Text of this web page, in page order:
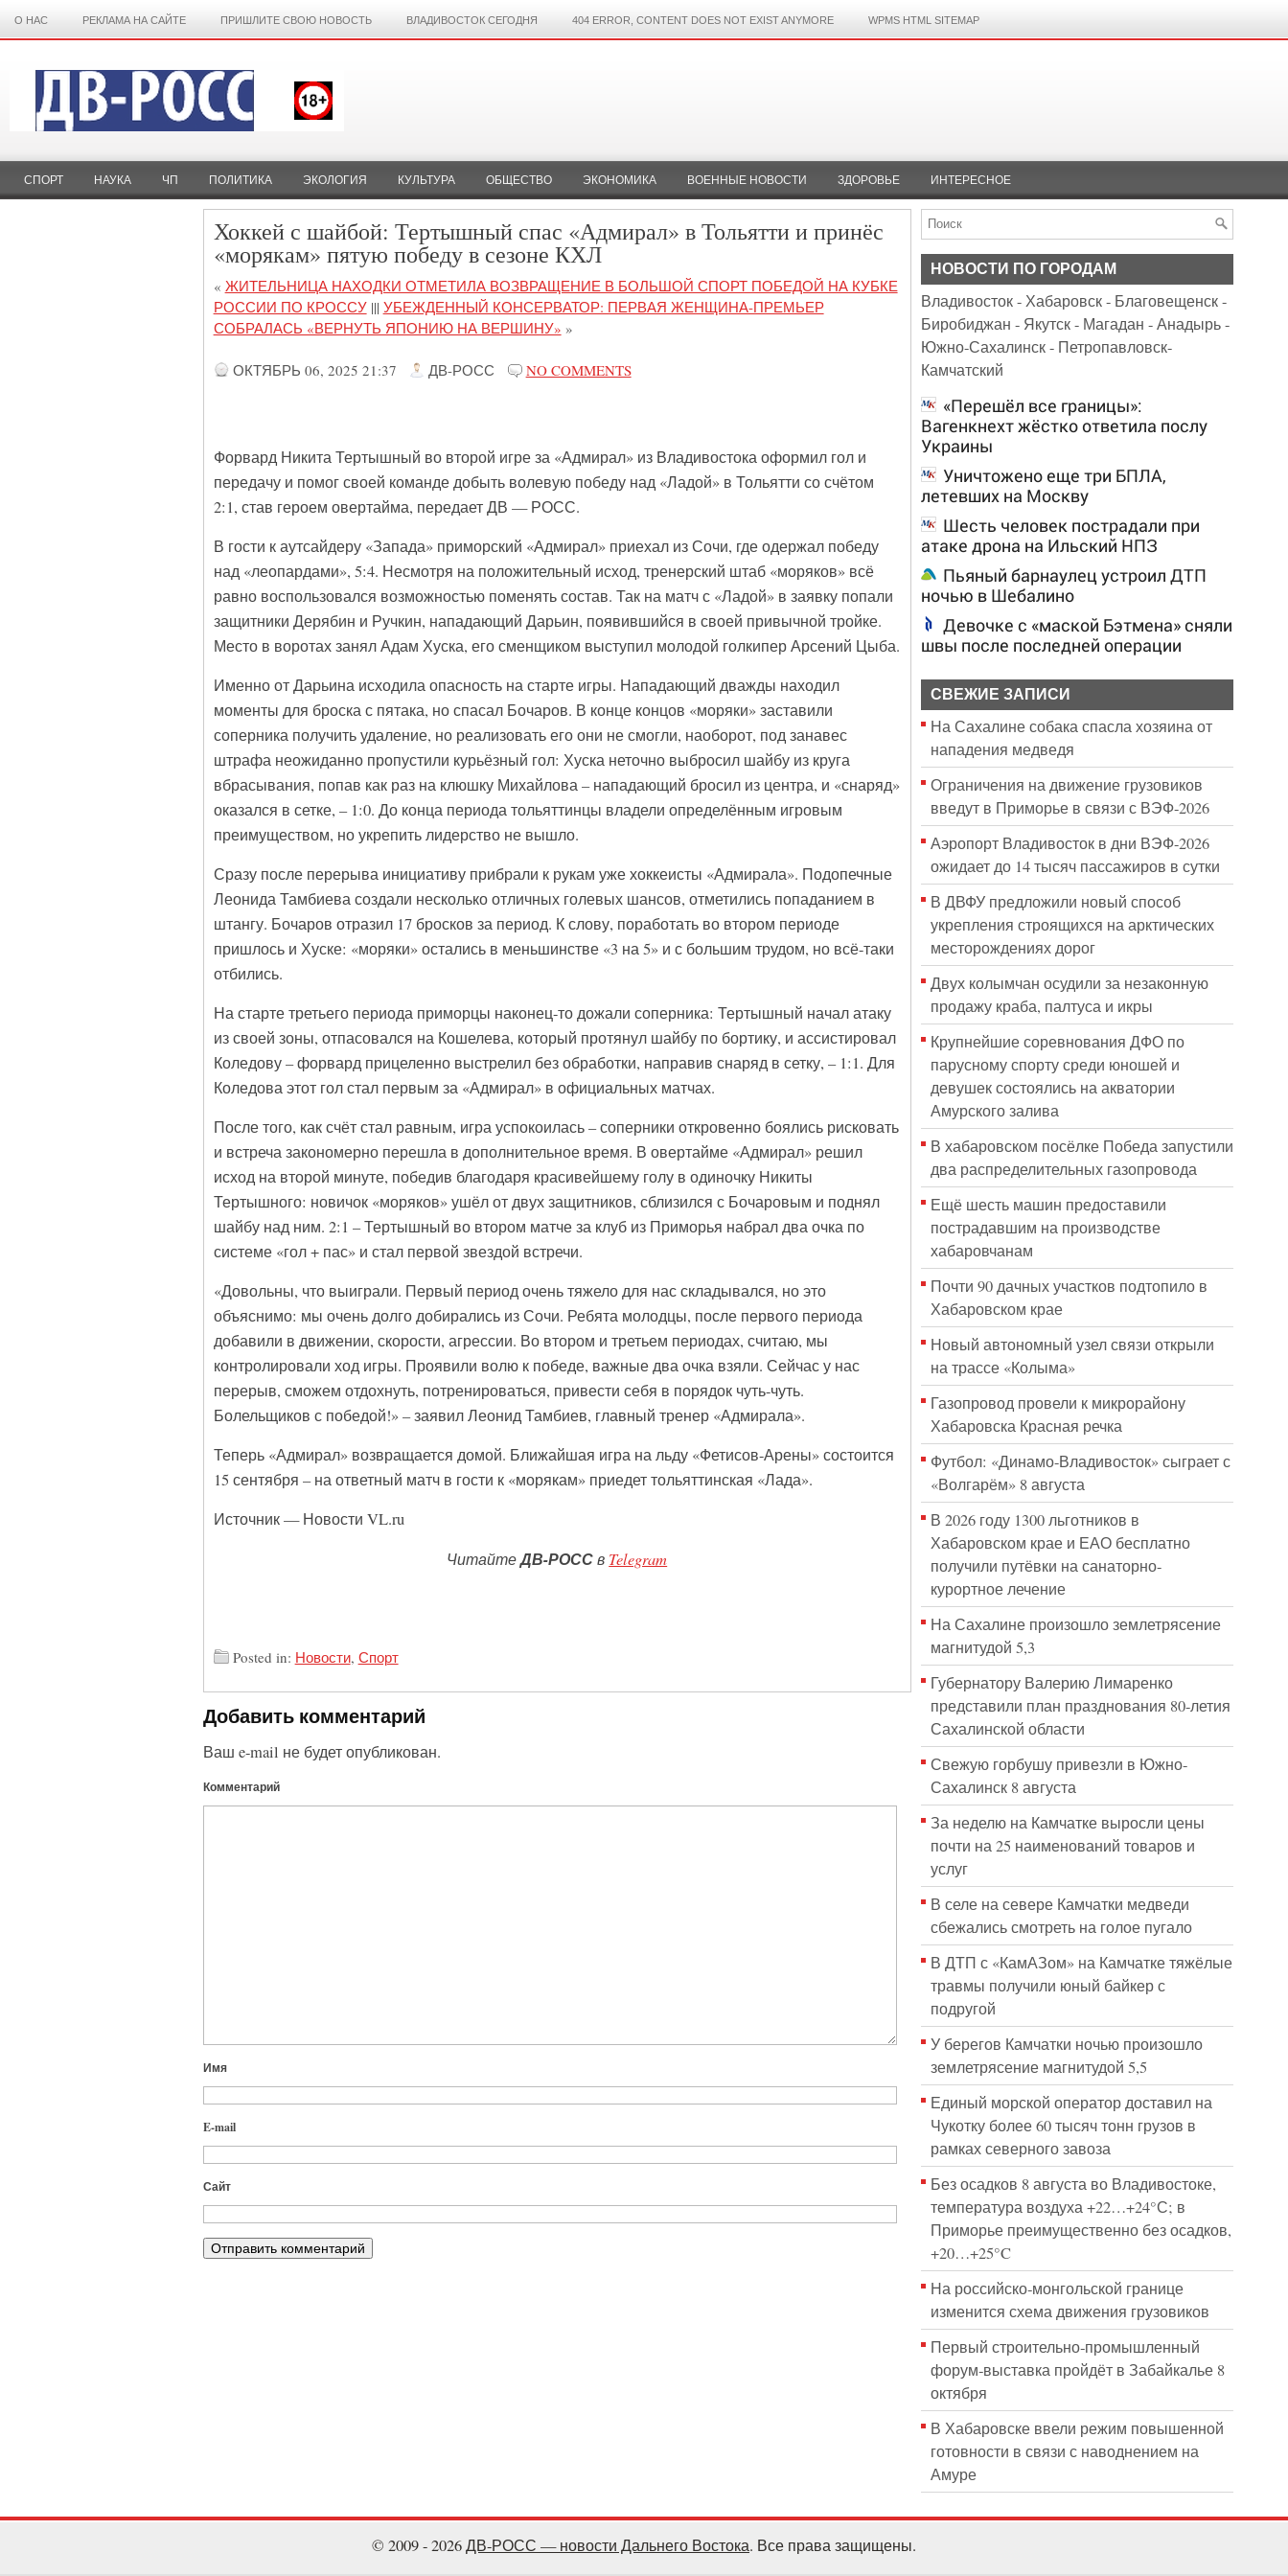
О НАС РЕКЛАМА НА САЙТЕ ПРИШЛИТЕ СВОЮ НОВОСТЬ ВЛАДИВОСТОК СЕГОДНЯ 404 ERROR, CONTENT DOES NOT EXIST ANYMORE WPMS HTML SITEMAP
СПОРТ НАУКА ЧП ПОЛИТИКА ЭКОЛОГИЯ КУЛЬТУРА ОБЩЕСТВО ЭКОНОМИКА ВОЕННЫЕ НОВОСТИ ЗДОРОВЬЕ ИНТЕРЕСНОЕ
Хоккей с шайбой: Тертышный спас «Адмирал» в Тольятти и принёс
«морякам» пятую победу в сезоне КХЛ
« ЖИТЕЛЬНИЦА НАХОДКИ ОТМЕТИЛА ВОЗВРАЩЕНИЕ В БОЛЬШОЙ СПОРТ ПОБЕДОЙ НА КУБКЕ
РОССИИ ПО КРОССУ||| УБЕЖДЕННЫЙ КОНСЕРВАТОР: ПЕРВАЯ ЖЕНЩИНА-ПРЕМЬЕР
СОБРАЛАСЬ «ВЕРНУТЬ ЯПОНИЮ НА ВЕРШИНУ» »
ОКТЯБРЬ 06, 2025 21:37 ДВ-РОСС NO COMMENTS
Форвард Никита Тертышный во второй игре за «Адмирал» из Владивостока оформил гол и
передачу и помог своей команде добыть волевую победу над «Ладой» в Тольятти со счётом
2:1, став героем овертайма, передает ДВ — РОСС.
В гости к аутсайдеру «Запада» приморский «Адмирал» приехал из Сочи, где одержал победу
над «леопардами», 5:4. Несмотря на положительный исход, тренерский штаб «моряков» всё
равно воспользовался возможностью поменять состав. Так на матч с «Ладой» в заявку попали
защитники Дерябин и Ручкин, нападающий Дарьин, появившийся в своей привычной тройке.
Место в воротах занял Адам Хуска, его сменщиком выступил молодой голкипер Арсений Цыба.
Именно от Дарьина исходила опасность на старте игры. Нападающий дважды находил
моменты для броска с пятака, но спасал Бочаров. В конце концов «моряки» заставили
соперника получить удаление, но реализовать его они не смогли, наоборот, под занавес
штрафа неожиданно пропустили курьёзный гол: Хуска неточно выбросил шайбу из круга
вбрасывания, попав как раз на клюшку Михайлова – нападающий бросил из центра, и «снаряд»
оказался в сетке, – 1:0. До конца периода тольяттинцы владели определённым игровым
преимуществом, но укрепить лидерство не вышло.
Сразу после перерыва инициативу прибрали к рукам уже хоккеисты «Адмирала». Подопечные
Леонида Тамбиева создали несколько отличных голевых шансов, отметились попаданием в
штангу. Бочаров отразил 17 бросков за период. К слову, поработать во втором периоде
пришлось и Хуске: «моряки» остались в меньшинстве «3 на 5» и с большим трудом, но всё-таки
отбились.
На старте третьего периода приморцы наконец-то дожали соперника: Тертышный начал атаку
из своей зоны, отпасовался на Кошелева, который протянул шайбу по бортику, и ассистировал
Коледову – форвард прицеленно выстрелил без обработки, направив снаряд в сетку, – 1:1. Для
Коледова этот гол стал первым за «Адмирал» в официальных матчах.
После того, как счёт стал равным, игра успокоилась – соперники откровенно боялись рисковать
и встреча закономерно перешла в дополнительное время. В овертайме «Адмирал» решил
исход на второй минуте, победив благодаря красивейшему голу в одиночку Никиты
Тертышного: новичок «моряков» ушёл от двух защитников, сблизился с Бочаровым и поднял
шайбу над ним. 2:1 – Тертышный во втором матче за клуб из Приморья набрал два очка по
системе «гол + пас» и стал первой звездой встречи.
«Довольны, что выиграли. Первый период очень тяжело для нас складывался, но это
объяснимо: мы очень долго добирались из Сочи. Ребята молодцы, после первого периода
добавили в движении, скорости, агрессии. Во втором и третьем периодах, считаю, мы
контролировали ход игры. Проявили волю к победе, важные два очка взяли. Сейчас у нас
перерыв, сможем отдохнуть, потренироваться, привести себя в порядок чуть-чуть.
Болельщиков с победой!» – заявил Леонид Тамбиев, главный тренер «Адмирала».
Теперь «Адмирал» возвращается домой. Ближайшая игра на льду «Фетисов-Арены» состоится
15 сентября – на ответный матч в гости к «морякам» приедет тольяттинская «Лада».
Источник — Новости VL.ru
ЧитайтеДВ-РОССв Telegram
Posted in: Новости, Спорт
Добавить комментарий
Ваш e-mail не будет опубликован.
Комментарий
Имя
E-mail
Сайт
НОВОСТИ ПО ГОРОДАМ
Владивосток-Хабаровск- Благовещенск-
Биробиджан - Якутск- Магадан -Анадырь-
Южно-Сахалинск- Петропавловск-
Камчатский
«Перешёл все границы»:
Вагенкнехт жёстко ответила послу
Украины
Уничтожено еще три БПЛА,
летевших на Москву
Шесть человек пострадали при
атаке дрона на Ильский НПЗ
Пьяный барнаулец устроил ДТП
ночью в Шебалино
Девочке с «маской Бэтмена» сняли
швы после последней операции
СВЕЖИЕ ЗАПИСИ
На Сахалине собака спасла хозяина от
нападения медведя
Ограничения на движение грузовиков
введут в Приморье в связи с ВЭФ-2026
Аэропорт Владивосток в дни ВЭФ-2026
ожидает до 14 тысяч пассажиров в сутки
В ДВФУ предложили новый способ
укрепления строящихся на арктических
месторождениях дорог
Двух колымчан осудили за незаконную
продажу краба, палтуса и икры
Крупнейшие соревнования ДФО по
парусному спорту среди юношей и
девушек состоялись на акватории
Амурского залива
В хабаровском посёлке Победа запустили
два распределительных газопровода
Ещё шесть машин предоставили
пострадавшим на производстве
хабаровчанам
Почти 90 дачных участков подтопило в
Хабаровском крае
Новый автономный узел связи открыли
на трассе «Колыма»
Газопровод провели к микрорайону
Хабаровска Красная речка
Футбол: «Динамо-Владивосток» сыграет с
«Волгарём» 8 августа
В 2026 году 1300 льготников в
Хабаровском крае и ЕАО бесплатно
получили путёвки на санаторно-
курортное лечение
На Сахалине произошло землетрясение
магнитудой 5,3
Губернатору Валерию Лимаренко
представили план празднования 80-летия
Сахалинской области
Свежую горбушу привезли в Южно-
Сахалинск 8 августа
За неделю на Камчатке выросли цены
почти на 25 наименований товаров и
услуг
В селе на севере Камчатки медведи
сбежались смотреть на голое пугало
В ДТП с «КамАЗом» на Камчатке тяжёлые
травмы получили юный байкер с
подругой
У берегов Камчатки ночью произошло
землетрясение магнитудой 5,5
Единый морской оператор доставил на
Чукотку более 60 тысяч тонн грузов в
рамках северного завоза
Без осадков 8 августа во Владивостоке,
температура воздуха +22…+24°С; в
Приморье преимущественно без осадков,
+20…+25°C
На российско‑монгольской границе
изменится схема движения грузовиков
Первый строительно‑промышленный
форум‑выставка пройдёт в Забайкалье 8
октября
В Хабаровске ввели режим повышенной
готовности в связи с наводнением на
Амуре
© 2009 - 2026ДВ-РОСС — новости Дальнего Востока. Все права защищены.